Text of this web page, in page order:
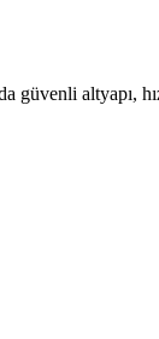
güvenli altyapı,